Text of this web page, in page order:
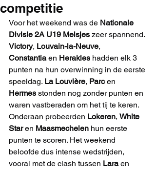
competitie
Voor het weekend was de Nationale
Divisie 2A U19 Meisjes zeer spannend.
Victory, Louvain-la-Neuve,
Constantia en Herakles hadden elk 3
punten na hun overwinning in de eerste
speeldag. La Louvière, Parc en
Hermes stonden nog zonder punten en
waren vastberaden om het tij te keren.
Onderaan probeerden Lokeren, White
Star en Maasmechelen hun eerste
punten te scoren. Het weekend
beloofde dus intense wedstrijden,
vooral met de clash tussen Lara en